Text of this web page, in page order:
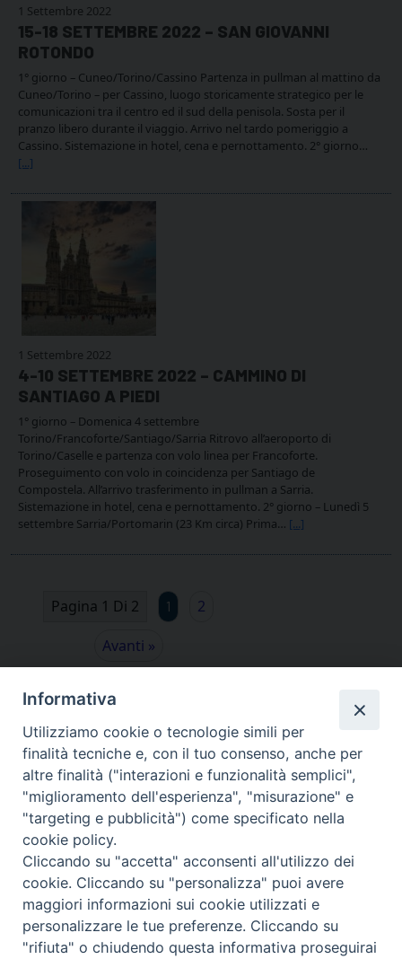
1 Settembre 2022
15-18 SETTEMBRE 2022 – SAN GIOVANNI
ROTONDO
1° giorno – Cuneo/Torino/Cassino Partenza in pullman al mattino da
Cuneo/Torino – per Cassino, luogo storicamente strategico per le
comunicazioni tra il centro ed il sud della penisola. Sosta per il
pranzo libero durante il viaggio. Arrivo nel tardo pomeriggio a
Cassino. Sistemazione in hotel, cena e pernottamento. 2° giorno…
[...]
1 Settembre 2022
4-10 SETTEMBRE 2022 – CAMMINO DI
SANTIAGO A PIEDI
1° giorno – Domenica 4 settembre
Torino/Francoforte/Santiago/Sarria Ritrovo all’aeroporto di
Torino/Caselle e partenza con volo linea per Francoforte.
Proseguimento con volo in coincidenza per Santiago de
Compostela. All’arrivo trasferimento in pullman a Sarria.
Sistemazione in hotel, cena e pernottamento. 2° giorno – Lunedì 5
settembre Sarria/Portomarin (23 Km circa) Prima… [...]
Pagina 1 Di 2 1
2
Avanti »
via Amedeo Rossi, 28 - 12100 Cuneo
segreteriagenerale@diocesicuneofossano.it
c.f. 96017380047
Informativa
Utilizziamo cookie o tecnologie simili per
finalità tecniche e, con il tuo consenso, anche per
altre finalità ("interazioni e funzionalità semplici",
"miglioramento dell'esperienza", "misurazione" e
"targeting e pubblicità") come specificato nella
cookie policy.
Cliccando su "accetta" acconsenti all'utilizzo dei
cookie. Cliccando su "personalizza" puoi avere
maggiori informazioni sui cookie utilizzati e
personalizzare le tue preferenze. Cliccando su
"rifiuta" o chiudendo questa informativa proseguirai